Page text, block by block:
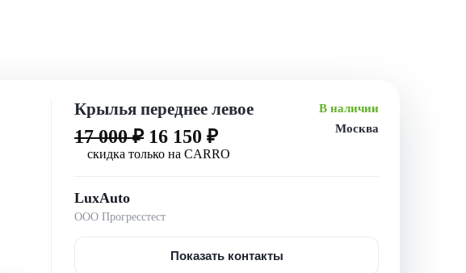
Крылья переднее левое
17 000 ₽ 16 150 ₽
скидка только на CARRO
В наличии
Москва
LuxAuto
ООО Прогресстест
Показать контакты